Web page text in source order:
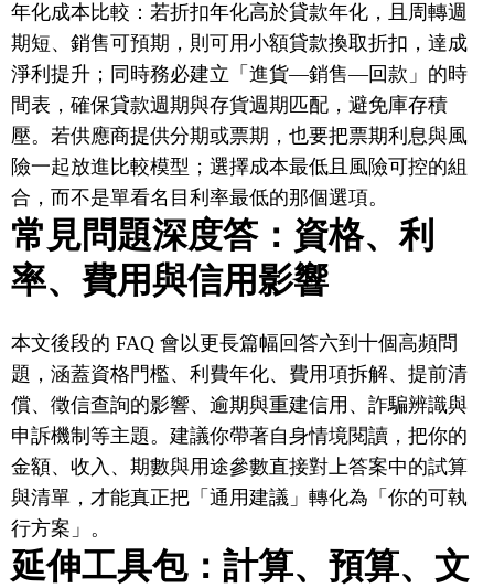
年化成本比較：若折扣年化高於貸款年化，且周轉週
期短、銷售可預期，則可用小額貸款換取折扣，達成
淨利提升；同時務必建立「進貨—銷售—回款」的時
間表，確保貸款週期與存貨週期匹配，避免庫存積
壓。若供應商提供分期或票期，也要把票期利息與風
險一起放進比較模型；選擇成本最低且風險可控的組
合，而不是單看名目利率最低的那個選項。
常見問題深度答：資格、利
率、費用與信用影響
本文後段的 FAQ 會以更長篇幅回答六到十個高頻問
題，涵蓋資格門檻、利費年化、費用項拆解、提前清
償、徵信查詢的影響、逾期與重建信用、詐騙辨識與
申訴機制等主題。建議你帶著自身情境閱讀，把你的
金額、收入、期數與用途參數直接對上答案中的試算
與清單，才能真正把「通用建議」轉化為「你的可執
行方案」。
延伸工具包：計算、預算、文